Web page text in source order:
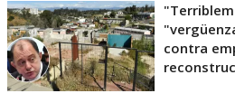
contra